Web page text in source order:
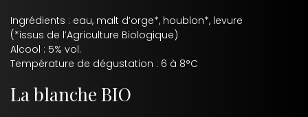
Ingrédients : eau, malt d’orge*, houblon*, levure
(*issus de l’Agriculture Biologique)
Alcool : 5% vol.
Température de dégustation : 6 à 8°C
La blanche BIO